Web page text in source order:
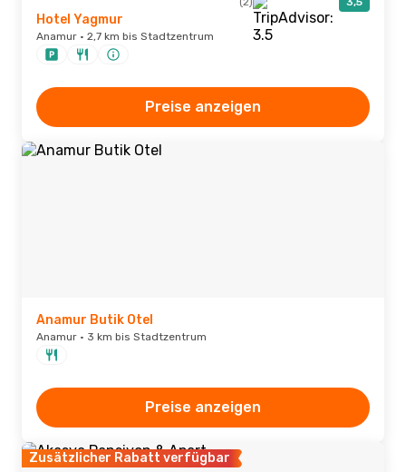
Hotel Yagmur
Anamur · 2,7 km bis Stadtzentrum
Preise anzeigen
Anamur Butik Otel
Anamur · 3 km bis Stadtzentrum
Preise anzeigen
Zusätzlicher Rabatt verfügbar